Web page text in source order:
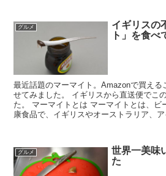
グルメ
イギリスの
ト」を食べ
最近話題のマーマイト。Amazonで買える
せてみました。 イギリスから直送便でこ
た。 マーマイトとは マーマイトとは、ビ
康食品で、イギリスやオーストラリア、ア
グルメ
世界一美味
た